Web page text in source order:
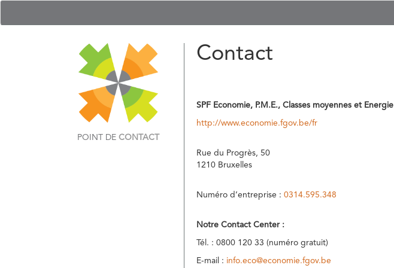
POINT DE CONTACT
Contact
SPF Economie, P.M.E., Classes moyennes et Energie
http://www.economie.fgov.be/fr
Rue du Progrès, 50
1210 Bruxelles
Numéro d’entreprise : 0314.595.348
Notre Contact Center :
Tél. : 0800 120 33 (numéro gratuit)
E-mail : info.eco@economie.fgov.be